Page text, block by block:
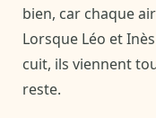
bien, car chaque
Lorsque Léo et
cuit, ils viennent
reste.